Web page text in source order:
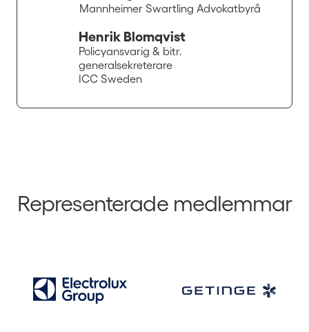
Mannheimer Swartling Advokatbyrå
Henrik Blomqvist
Policyansvarig & bitr.
generalsekreterare
ICC Sweden
Representerade medlemmar